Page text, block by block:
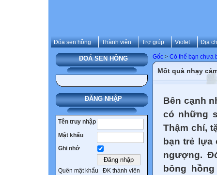
Đóa sen hồng Thành viên Trợ giúp Violet Địa
ĐOÁ SEN HỒNG
ĐĂNG NHẬP
Tên truy nhập
Mật khẩu
Ghi nhớ
Quên mật khẩu ĐK thành viên
Gốc > Có thể bạn chưa
Mốt quà nhạy
Bên cạnh
có những
Thậm chí,
bạn trẻ lựa
ngượng.
bông